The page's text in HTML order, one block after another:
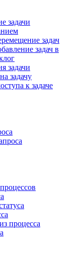
задачи
задач
задач в
задачи
задачу
к задаче
процесса